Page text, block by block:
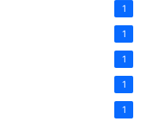
1
1
1
1
1